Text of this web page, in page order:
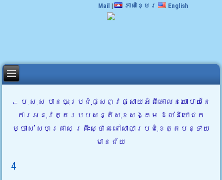
Mail | ភាសាខ្មែរ English
← ប.ស.ស បានចុះប្រជុំផ្សព្វផ្សាយអំពីគោលនយោបាយនៃ
ការអនុវត្តរបបសន្តិសុខសង្គម ដល់និយោជក
ម្ចាស់ សហគ្រាស គ្រឹះស្ថាន នៅសាលាប្រជុំខេត្តបន្ទាយ
មានជ័យ
4